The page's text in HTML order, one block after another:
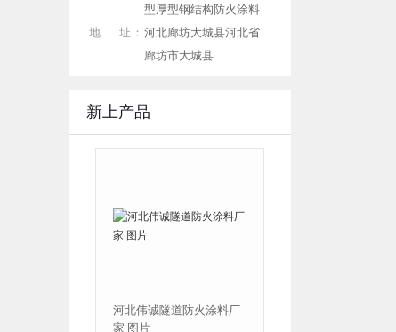
型厚型钢结构防火涂料
地 址： 河北廊坊大城县河北省
廊坊市大城县
新上产品
伟诚防火包价格 防火包厂
河北伟诚隧道防火涂料厂